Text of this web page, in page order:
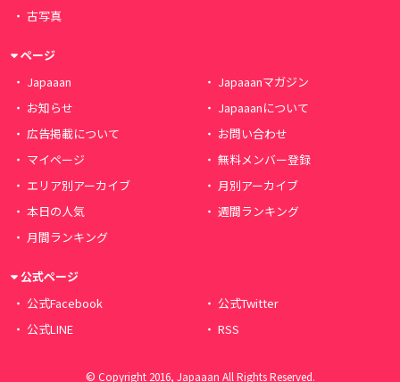
古写真
ページ
Japaaan
Japaaanマガジン
お知らせ
Japaaanについて
広告掲載について
お問い合わせ
マイページ
無料メンバー登録
エリア別アーカイブ
月別アーカイブ
本日の人気
週間ランキング
月間ランキング
公式ページ
公式Facebook
公式Twitter
公式LINE
RSS
© Copyright 2016, Japaaan All Rights Reserved.